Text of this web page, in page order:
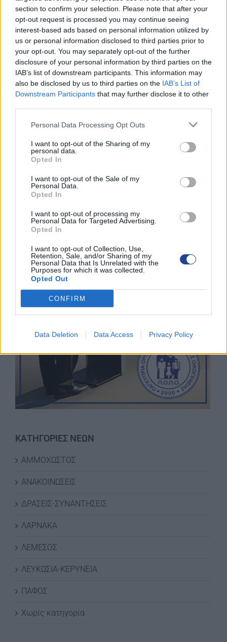
section to confirm your selection. Please note that after your
opt-out request is processed you may continue seeing
interest-based ads based on personal information utilized by
us or personal information disclosed to third parties prior to
your opt-out. You may separately opt-out of the further
disclosure of your personal information by third parties on the
IAB’s list of downstream participants. This information may
also be disclosed by us to third parties on the IAB’s List of
Downstream Participants that may further disclose it to other
Personal Data Processing Opt Outs
I want to opt-out of the Sharing of my
personal data.
Opted In
I want to opt-out of the Sale of my
Personal Data.
Opted In
I want to opt-out of processing my
Personal Data for Targeted Advertising.
Opted In
I want to opt-out of Collection, Use,
Retention, Sale, and/or Sharing of my
Personal Data that Is Unrelated with the
Purposes for which it was collected.
Opted Out
CONFIRM
Data Deletion Data Access Privacy Policy
ΕΚΠΤΩΣΗ ΣΤΑ ΣΚΥΒΑΛΑ ΑΠΟ ΔΗΜΟ ΛΕΥΚΩΣΙΑΣ
11 Ιουνίου 2026
Water World Ayia Napa Cyprus ΕΚΠΤΩΣΗ ΓΙΑ 2026
8 Ιουνίου 2026
ΕΚΠΤΩΣΗ ΑΠΟ ΚΟΙΝΟΤΙΚΟ ΣΥΜΒΟΥΛΙΟ
ΜΑΡΩΝΙΟΥ
3 Ιουνίου 2026
ΚΑΤΗΓΟΡΙΕΣ ΝΕΩΝ
ΑΜΜΟΧΩΣΤΟΣ
ΑΝΑΚΟΙΝΩΣΕΙΣ
ΔΡΑΣΕΙΣ-ΣΥΝΑΝΤΗΣΕΙΣ
ΛΑΡΝΑΚΑ
ΛΕΜΕΣΟΣ
ΛΕΥΚΩΣΙΑ-ΚΕΡΥΝΕΙΑ
ΠΑΦΟΣ
Χωρίς κατηγορία